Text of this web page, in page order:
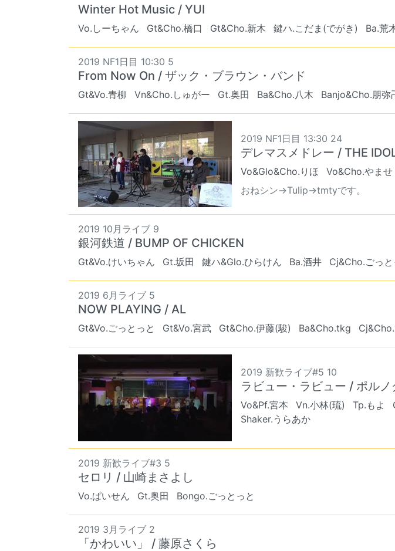
Winter Hot Music / YUI
Vo.しーちゃん Gt&Cho.橋口 Gt&Cho.新木 鍵ハ.こだま(でがき) Ba.荒
2019 NF1日目 10:30 5
From Now On / ザック・ブラウン・バンド
Gt&Vo.青柳 Vn&Cho.しゅがー Gt.奥田 Ba&Cho.八木 Banjo&Cho.朋弥
2019 NF1日目 13:30 24
デレマスメドレー / THE
Vo&Glo&Cho.りほ Vo&Cho.やませ
おねシン→Tulip→tmtyです。
2019 10月ライブ 9
銀河鉄道 / BUMP OF CHICKEN
Gt&Vo.けいちゃん Gt.坂田 鍵ハ&Glo.ひらけん Ba.酒井 Cj&Cho.ごっと
2019 6月ライブ 5
NOW PLAYING / AL
Gt&Vo.ごっとっと Gt&Vo.宮武 Gt&Cho.伊藤(駿) Ba&Cho.tkg
2019 新歓ライブ#5 10
ラビュー・ラビュー / ポルノ
Vo&Pf.宮本 Vn.小林(琉) Tp.もよ
Shaker.うらあか
2019 新歓ライブ#3 5
セロリ / 山崎まさよし
Vo.ぱいせん Gt.奥田 Bongo.ごっとっと
2019 3月ライブ 2
「かわいい」 / 藤原さくら